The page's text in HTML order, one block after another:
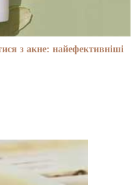
з акне: найефективніші